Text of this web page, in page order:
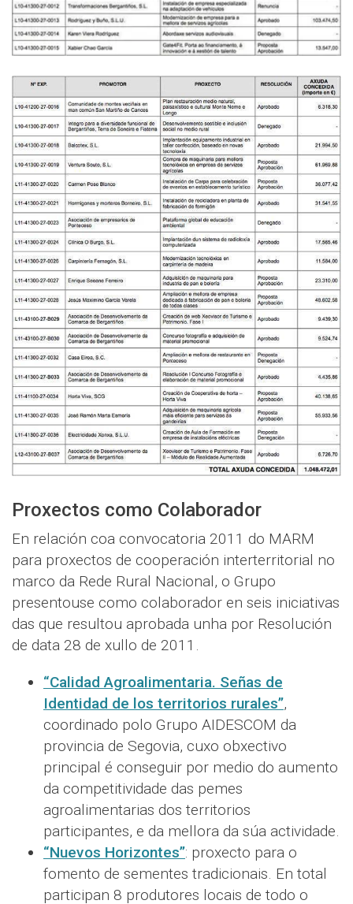
Proxectos como Colaborador
En relación coa convocatoria 2011 do MARM
para proxectos de cooperación interterritorial no
marco da Rede Rural Nacional, o Grupo
presentouse como colaborador en seis iniciativas
das que resultou aprobada unha por Resolución
de data 28 de xullo de 2011.
“Calidad Agroalimentaria. Señas de
Identidad de los territorios rurales”,
coordinado polo Grupo AIDESCOM da
provincia de Segovia, cuxo obxectivo
principal é conseguir por medio do aumento
da competitividade das pemes
agroalimentarias dos territorios
participantes, e da mellora da súa actividade.
“Nuevos Horizontes”: proxecto para o
fomento de sementes tradicionais. En total
participan 8 produtores locais de todo o